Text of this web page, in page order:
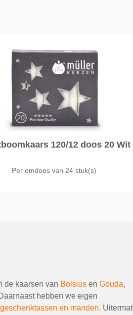
120/12 doos 20 Wit
Per omdoos van 24 stuk(s)
de kaarsen van Bolsius en Gouda,
hebben we eigen
en manden.